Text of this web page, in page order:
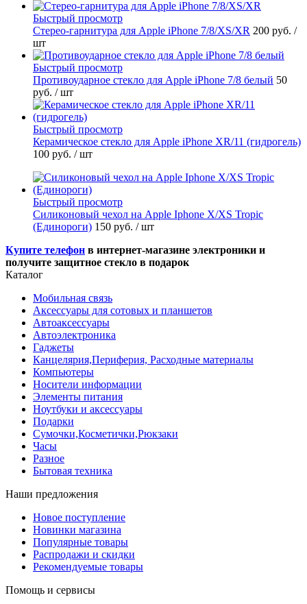
Быстрый просмотр
Стерео-гарнитура для Apple iPhone 7/8/XS/XR 200 руб. /
шт
Быстрый просмотр
Противоударное стекло для Apple iPhone 7/8 белый 50
руб. / шт
Быстрый просмотр
Керамическое стекло для Apple iPhone XR/11 (гидрогель)
100 руб. / шт
Быстрый просмотр
Силиконовый чехол на Apple Iphone X/XS Tropic
(Единороги) 150 руб. / шт
Купите телефон в интернет-магазине электроники и
получите защитное стекло в подарок
Каталог
Мобильная связь
Аксессуары для сотовых и планшетов
Автоаксессуары
Автоэлектроника
Гаджеты
Канцелярия,Периферия, Расходные материалы
Компьютеры
Носители информации
Элементы питания
Ноутбуки и аксессуары
Подарки
Сумочки,Косметички,Рюкзаки
Часы
Разное
Бытовая техника
Наши предложения
Новое поступление
Новинки магазина
Популярные товары
Распродажи и скидки
Рекомендуемые товары
Помощь и сервисы